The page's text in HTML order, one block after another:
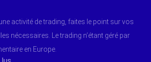
activité de trading, faites le point sur vos
nécessaires. Le trading n’étant géré par
en Europe.